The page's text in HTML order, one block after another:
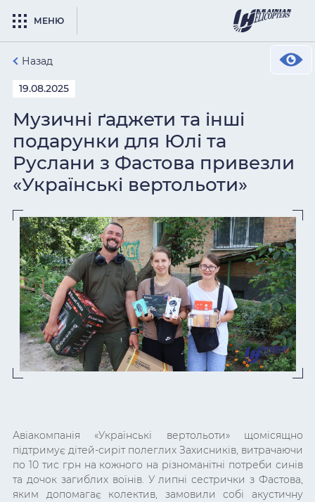
МЕНЮ
Назад
19.08.2025
Музичні ґаджети та інші
подарунки для Юлі та
Руслани з Фастова привезли
«Українські вертольоти»
Авіакомпанія «Українські вертольоти» щомісящно
підтримує дітей-сиріт полеглих Захисників, витрачаючи
по 10 тис грн на кожного на різноманітні потреби синів
та дочок загиблих воїнів. У липні сестрички з Фастова,
яким допомагає колектив, замовили собі акустичну